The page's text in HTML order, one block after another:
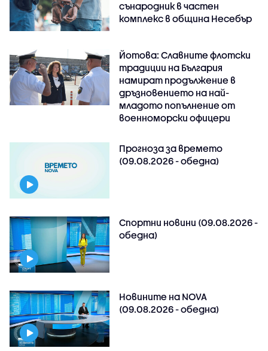
сънародник в частен
комплекс в община Несебър
Йотова: Славните флотски
традиции на България
намират продължение в
дръзновението на най-
младото попълнение от
военноморски офицери
Прогноза за времето
(09.08.2026 - обедна)
Спортни новини (09.08.2026 -
обедна)
Новините на NOVA
(09.08.2026 - обедна)